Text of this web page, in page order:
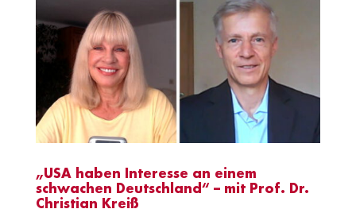
„USA haben Interesse an einem
schwachen Deutschland“ – mit Prof. Dr.
Christian Kreiß